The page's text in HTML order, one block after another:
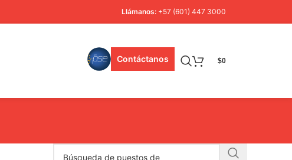
Llámanos: +57 (601) 447 3000
Contáctanos $0